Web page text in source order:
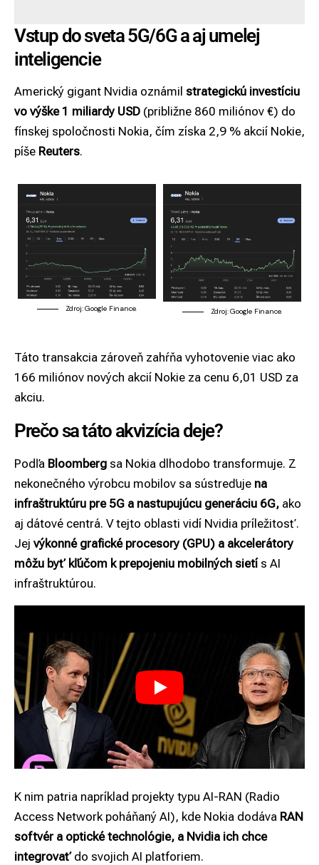
Vstup do sveta 5G/6G a aj umelej
inteligencie
Americký gigant Nvidia oznámil strategickú investíciu
vo výške 1 miliardy USD (približne 860 miliónov €) do
fínskej spoločnosti Nokia, čím získa 2,9 % akcií Nokie,
píše Reuters.
Zdroj: Google Finance. Zdroj: Google Finance.
Táto transakcia zároveň zahŕňa vyhotovenie viac ako
166 miliónov nových akcií Nokie za cenu 6,01 USD za
akciu.
Prečo sa táto akvizícia deje?
Podľa Bloomberg sa Nokia dlhodobo transformuje. Z
nekonečného výrobcu mobilov sa sústreďuje na
infraštruktúru pre 5G a nastupujúcu generáciu 6G, ako
aj dátové centrá. V tejto oblasti vidí Nvidia príležitosť.
Jej výkonné grafické procesory (GPU) a akcelerátory
môžu byť kľúčom k prepojeniu mobilných sietís AI
infraštruktúrou.
K nim patria napríklad projekty typu AI-RAN (Radio
Access Network poháňaný AI), kde Nokia dodáva RAN
softvér a optické technológie, a Nvidia ich chce
integrovaťdo svojich AI platforiem.